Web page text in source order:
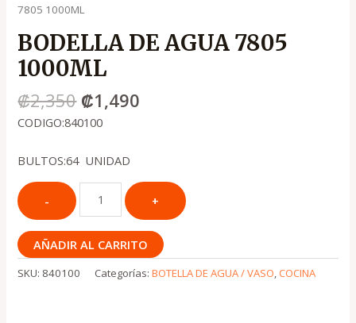
7805 1000ML
BODELLA DE AGUA 7805
1000ML
₡2,350 ₡1,490
CODIGO:840100
BULTOS:64 UNIDAD
AÑADIR AL CARRITO
SKU: 840100 Categorías:BOTELLA DE AGUA / VASO,COCINA